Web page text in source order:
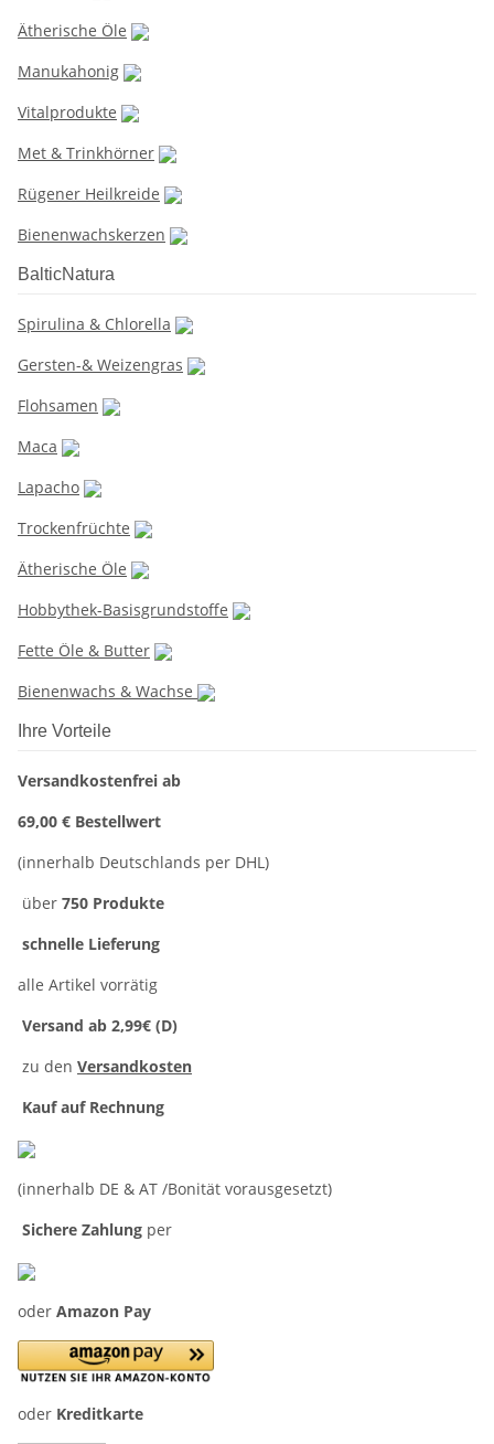
Ätherische Öle
Manukahonig
Vitalprodukte
Met & Trinkhörner
Rügener Heilkreide
Bienenwachskerzen
BalticNatura
Spirulina & Chlorella
Gersten-& Weizengras
Flohsamen
Maca
Lapacho
Trockenfrüchte
Ätherische Öle
Hobbythek-Basisgrundstoffe
Fette Öle & Butter
Bienenwachs & Wachse
Ihre Vorteile
Versandkostenfrei ab
69,00 € Bestellwert
(innerhalb Deutschlands per DHL)
über 750 Produkte
schnelle Lieferung
alle Artikel vorrätig
Versand ab 2,99€ (D)
zu den Versandkosten
Kauf auf Rechnung
(innerhalb DE & AT /Bonität vorausgesetzt)
Sichere Zahlung per
oder Amazon Pay
oder Kreditkarte